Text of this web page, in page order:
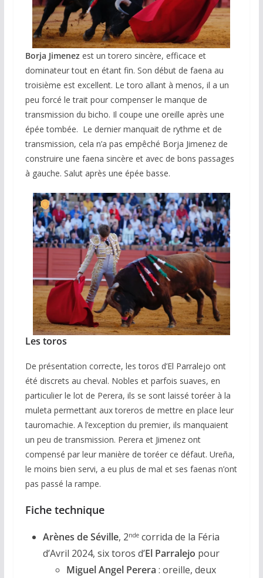
Borja Jimenezest un torero sincère, efficace et
dominateur tout en étant fin. Son début de faena au
troisième est excellent. Le toro allant à menos, il a un
peu forcé le trait pour compenser le manque de
transmission du bicho. Il coupe une oreille après une
épée tombée. Le dernier manquait de rythme et de
transmission, cela n’a pas empêché Borja Jimenez de
construire une faena sincère et avec de bons passages
à gauche. Salut après une épée basse.
Les toros
De présentation correcte, les toros d’El Parralejo ont
été discrets au cheval. Nobles et parfois suaves, en
particulier le lot de Perera, ils se sont laissé toréer à la
muleta permettant aux toreros de mettre en place leur
tauromachie. A l’exception du premier, ils manquaient
un peu de transmission. Perera et Jimenez ont
compensé par leur manière de toréer ce défaut. Ureña,
le moins bien servi, a eu plus de mal et ses faenas n’ont
pas passé la rampe.
Fiche technique
Arènes de Séville, 2ndecorrida de la Féria
d’Avril 2024, six toros d’El Parralejo pour
Miguel Angel Perera : oreille, deux